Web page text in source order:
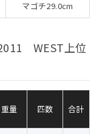
マゴチ29.0cm
WEST上位
重量 匹数 合計